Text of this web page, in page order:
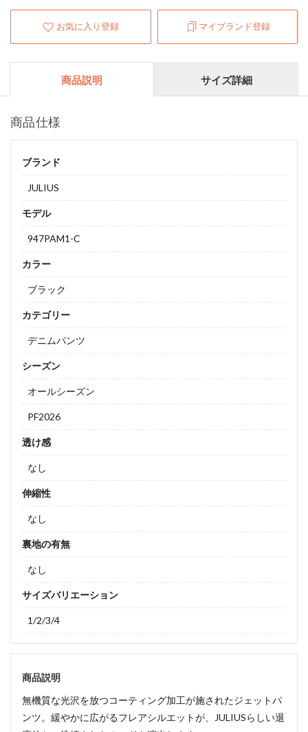
お気に入り登録 マイブランド登録
商品説明 サイズ詳細
商品仕様
ブランド
JULIUS
モデル
947PAM1-C
カラー
ブラック
カテゴリー
デニムパンツ
シーズン
オールシーズン
PF2026
透け感
なし
伸縮性
なし
裏地の有無
なし
サイズバリエーション
1/2/3/4
商品説明
無機質な光沢を放つコーティング加工が施されたジェットパ
ンツ。緩やかに広がるフレアシルエットが、JULIUSらしい退